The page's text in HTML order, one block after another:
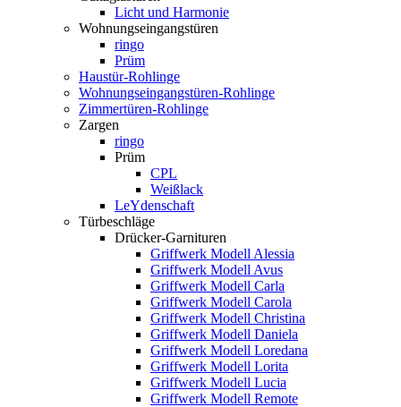
Licht und Harmonie
Wohnungseingangstüren
ringo
Prüm
Haustür-Rohlinge
Wohnungseingangstüren-Rohlinge
Zimmertüren-Rohlinge
Zargen
ringo
Prüm
CPL
Weißlack
LeYdenschaft
Türbeschläge
Drücker-Garnituren
Griffwerk Modell Alessia
Griffwerk Modell Avus
Griffwerk Modell Carla
Griffwerk Modell Carola
Griffwerk Modell Christina
Griffwerk Modell Daniela
Griffwerk Modell Loredana
Griffwerk Modell Lorita
Griffwerk Modell Lucia
Griffwerk Modell Remote